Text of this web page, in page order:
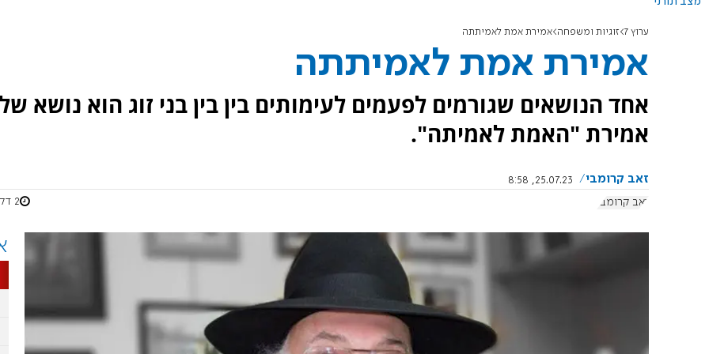
ערוץ 7 זוגיות ומשפחה אמירת אמת לאמיתתה
אמירת אמת לאמיתתה
אחד הנושאים שגורמים לפעמים לעימותים בין בין בני זוג הוא נושא
אמירת "האמת לאמיתה".
זאב קרומבי
25.07.23, 8:58
זאב קרומבי
2 דקות